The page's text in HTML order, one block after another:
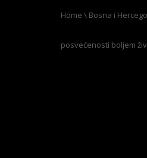
Home \ Bosna i
posvećenosti boljem